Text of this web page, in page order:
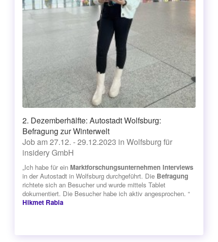
2. Dezemberhälfte: Autostadt Wolfsburg:
Befragung zur Winterwelt
Job am 27.12. - 29.12.2023 in Wolfsburg für
insidery GmbH
„Ich habe für ein Marktforschungsunternehmen Interviews
in der Autostadt in Wolfsburg durchgeführt. Die Befragung
richtete sich an Besucher und wurde mittels Tablet
dokumentiert. Die Besucher habe ich aktiv angesprochen. “
Hikmet Rabia